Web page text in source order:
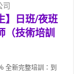
司
】日班/夜班
（技術培訓
全新完整培訓：到